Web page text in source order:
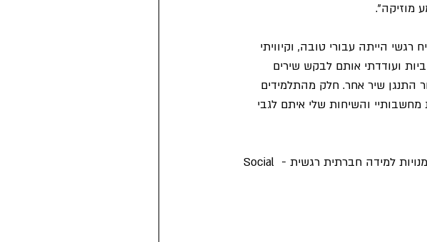
מוזיקה".
רגשי הייתה עבורי טובה, וקיוויתי
ועודדתי אותם לבקש שירים
התנגן שיר אחר. חלק מהתלמידים
והשיחות שלי איתם לגבי
ראיתי שהשיח אודות השירים יכול לזמן מהדלת האחורית שילוב של מיומנויות למידה חברתית רגשית - Social